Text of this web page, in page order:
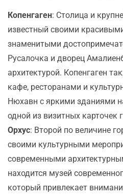
Копенгаген: Столица и
известный своими
знаменитыми
Русалочка и дворец
архитектурой. Копенгаген
кафе, ресторанами и
Нюхавн с яркими зданиями
одной из визитных карточек
Орхус: Второй по величине
своими культурными
современными
находится музей
который привлекает